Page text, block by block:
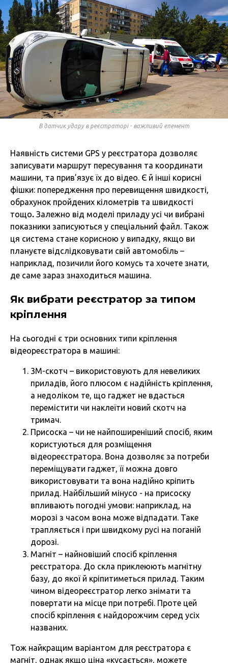
В датчик удару в реєстраторі - важливий елемент
Наявність системи GPS у реєстратора дозволяє
записувати маршрут пересування та координати
машини, та прив’язує їх до відео. Є й інші корисні
фішки: попередження про перевищення швидкості,
обрахунок пройдених кілометрів та швидкості
тощо. Залежно від моделі приладу усі чи вибрані
показники записуються у спеціальний файл. Також
ця система стане корисною у випадку, якщо ви
плануєте відслідковувати свій автомобіль –
наприклад, позичили його комусь та хочете знати,
де саме зараз знаходиться машина.
Як вибрати реєстратор за типом
кріплення
На сьогодні є три основних типи кріплення
відеореєстратора в машині:
3М-скотч – використовують для невеликих
приладів, його плюсом є надійність кріплення,
а недоліком те, що гаджет не вдасться
перемістити чи наклеїти новий скотч на
тримач.
Присоска – чи не найпоширеніший спосіб, яким
користуються для розміщення
відеореєстратора. Вона дозволяє за потреби
переміщувати гаджет, її можна довго
використовувати та вона надійно кріпить
прилад. Найбільший мінусо - на присоску
впливають погодні умови: наприклад, на
морозі з часом вона може відпадати. Таке
трапляється і при швидкому русі на поганій
дорозі.
Магніт – найновіший спосіб кріплення
реєстратора. До скла приклеюють магнітну
базу, до якої й кріпитиметься прилад. Таким
чином відеореєстратор легко знімати та
повертати на місце при потребі. Проте цей
спосіб кріплення є найдорожчим серед усіх
названих.
Тож найкращим варіантом для реєстратора є
магніт, однак якщо ціна «кусається», можете